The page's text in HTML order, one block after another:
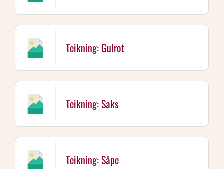
Teikning: Gulrot
Teikning: Saks
Teikning: Såpe